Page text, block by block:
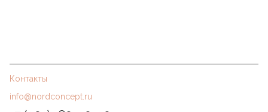
Контакты
info@nordconcept.ru